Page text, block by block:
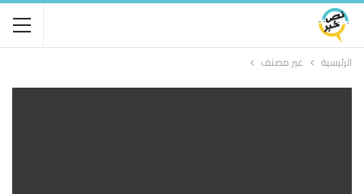
الرئيسية غير مصنف